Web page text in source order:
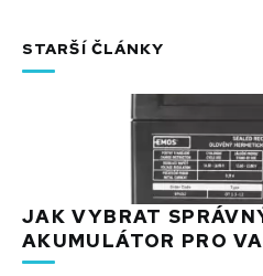
STARŠÍ ČLÁNKY
JAK VYBRAT
AKUMULÁTOR PRO